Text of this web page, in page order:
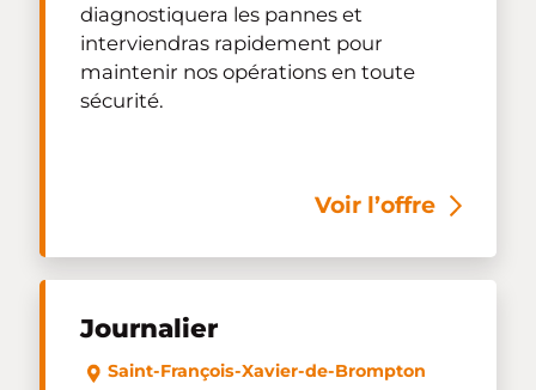
diagnostiquera les pannes et
interviendras rapidement pour
maintenir nos opérations en toute
sécurité.
Voir l’offre
Journalier
Saint-François-Xavier-de-Brompton